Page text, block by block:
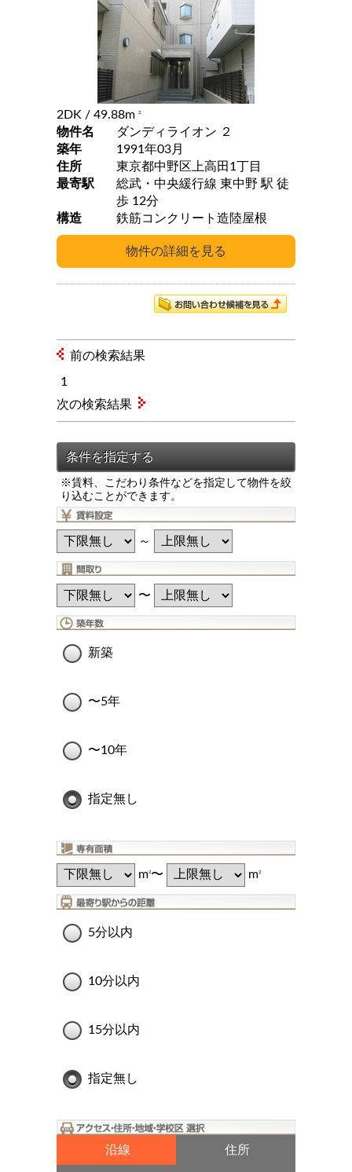
2DK / 49.88m 2
物件名
ダンディライオン ２
築年
1991年03月
住所
東京都中野区上高田1丁目
最寄駅
総武・中央緩行線 東中野 駅 徒
歩 12分
構造
鉄筋コンクリート造陸屋根
前の検索結果
1
※賃料、こだわり条件などを指定して物件を絞
り込むことができます。
～
〜
新築
〜5年
〜10年
指定無し
m2〜 m2
5分以内
10分以内
15分以内
指定無し
沿線 住所